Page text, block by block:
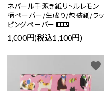
ネパール手漉き紙リトルレモン
柄ペーパー/生成り/包装紙/ラッ
ピングペーパー
1,000円(税込1,100円)
favorite